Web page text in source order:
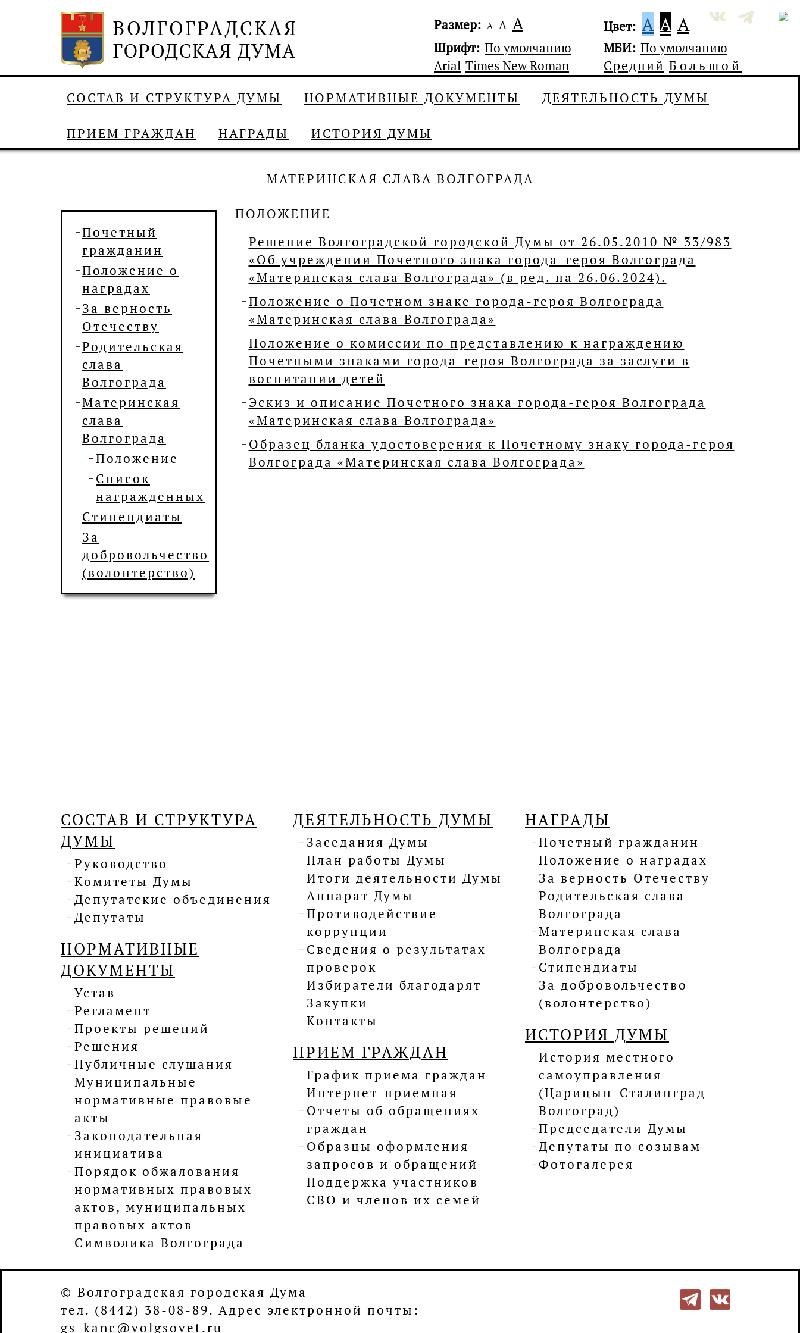
Размер: А А А Цвет: A A A
Шрифт: По умолчанию
Arial Times New Roman
МБИ: По умолчанию
Средний Большой
СОСТАВ И СТРУКТУРА ДУМЫ
НОРМАТИВНЫЕ ДОКУМЕНТЫ ДЕЯТЕЛЬНОСТЬ ДУМЫ
ПРИЕМ ГРАЖДАН НАГРАДЫ ИСТОРИЯ ДУМЫ
МАТЕРИНСКАЯ СЛАВА ВОЛГОГРАДА
Почетный
гражданин
Положение о
наградах
За верность
Отечеству
Родительская
слава
Волгограда
Материнская
слава
Волгограда
Положение
Список
награжденных
Стипендиаты
За
добровольчество
(волонтерство)
ПОЛОЖЕНИЕ
Решение Волгоградской городской Думы от 26.05.2010 № 33/983
«Об учреждении Почетного знака города-героя Волгограда
«Материнская слава Волгограда» (в ред. на 26.06.2024).
Положение о Почетном знаке города-героя Волгограда
«Материнская слава Волгограда»
Положение о комиссии по представлению к награждению
Почетными знаками города-героя Волгограда за заслуги в
воспитании детей
Эскиз и описание Почетного знака города-героя Волгограда
«Материнская слава Волгограда»
Образец бланка удостоверения к Почетному знаку города-героя
Волгограда «Материнская слава Волгограда»
СОСТАВ И СТРУКТУРА
ДУМЫ
Руководство
Комитеты Думы
Депутатские объединения
Депутаты
НОРМАТИВНЫЕ
ДОКУМЕНТЫ
Устав
Регламент
Проекты решений
Решения
Публичные слушания
Муниципальные
нормативные правовые
акты
Законодательная
инициатива
Порядок обжалования
нормативных правовых
актов, муниципальных
правовых актов
Символика Волгограда
ДЕЯТЕЛЬНОСТЬ ДУМЫ
Заседания Думы
План работы Думы
Итоги деятельности Думы
Аппарат Думы
Противодействие
коррупции
Сведения о результатах
проверок
Избиратели благодарят
Закупки
Контакты
ПРИЕМ ГРАЖДАН
График приема граждан
Интернет-приемная
Отчеты об обращениях
граждан
Образцы оформления
запросов и обращений
Поддержка участников
СВО и членов их семей
НАГРАДЫ
Почетный гражданин
Положение о наградах
За верность Отечеству
Родительская слава
Волгограда
Материнская слава
Волгограда
Стипендиаты
За добровольчество
(волонтерство)
ИСТОРИЯ ДУМЫ
История местного
самоуправления
(Царицын-Сталинград-
Волгоград)
Председатели Думы
Депутаты по созывам
Фотогалерея
© Волгоградская городская Дума
тел. (8442) 38-08-89. Адрес электронной почты:
gs_kanc@volgsovet.ru